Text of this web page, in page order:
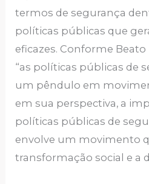
termos de segurança
políticas públicas que
eficazes. Conforme Beato
“as políticas públicas de
um pêndulo em
em sua perspectiva, a
políticas públicas de
envolve um movimento
transformação social e a